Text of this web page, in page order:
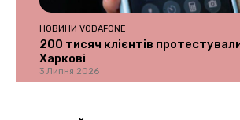
НОВИНИ VODAFONE
200 тисяч клієнтів
Харкові
3 Липня 2026